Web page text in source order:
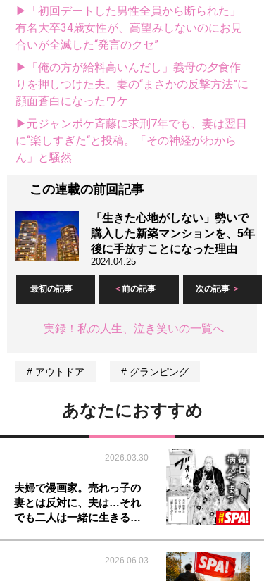
▶「初回デートした男性全員から断られた」
有名大卒34歳女性が、高望みしないのにお見
合いが全滅した“発言のクセ”
▶「俺の方が給料高いんだし」義母の夕食作
りを押しつけた夫。妻の“まさかの反撃方法”に
顔面蒼白になったワケ
▶元ジャンポケ斉藤に求刑7年でも、妻は翌日
に“楽しすぎた“と投稿。「その神経がわから
ん」と騒然
この連載の前回記事
「生きた心地がしない」勢いで
購入した新築マンションを、5年
後に手放すことになった理由
2024.04.25
最初の記事 前の記事 次の記事
実録！私の人生、泣き笑いの一覧へ
アウトドア グランピング
あなたにおすすめ
2026.03.30
夫婦で漫画家。売れっ子の
妻とは反対に、夫は…それ
でも二人は一緒に生きる…
2026.06.03